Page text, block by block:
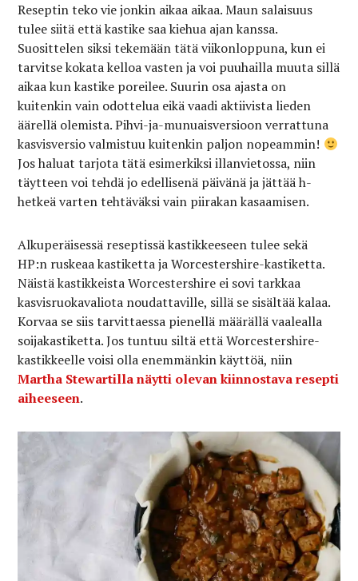
Reseptin teko vie jonkin aikaa aikaa. Maun salaisuus
tulee siitä että kastike saa kiehua ajan kanssa.
Suosittelen siksi tekemään tätä viikonloppuna, kun ei
tarvitse kokata kelloa vasten ja voi puuhailla muuta sillä
aikaa kun kastike poreilee. Suurin osa ajasta on
kuitenkin vain odottelua eikä vaadi aktiivista lieden
äärellä olemista. Pihvi-ja-munuaisversioon verrattuna
kasvisversio valmistuu kuitenkin paljon nopeammin!
Jos haluat tarjota tätä esimerkiksi illanvietossa, niin
täytteen voi tehdä jo edellisenä päivänä ja jättää h-
hetkeä varten tehtäväksi vain piirakan kasaamisen.
Alkuperäisessä reseptissä kastikkeeseen tulee sekä
HP:n ruskeaa kastiketta ja Worcestershire-kastiketta.
Näistä kastikkeista Worcestershire ei sovi tarkkaa
kasvisruokavaliota noudattaville, sillä se sisältää kalaa.
Korvaa se siis tarvittaessa pienellä määrällä vaalealla
soijakastiketta. Jos tuntuu siltä että Worcestershire-
kastikkeelle voisi olla enemmänkin käyttöä, niin
Martha Stewartilla näytti olevan kiinnostava resepti
aiheeseen.